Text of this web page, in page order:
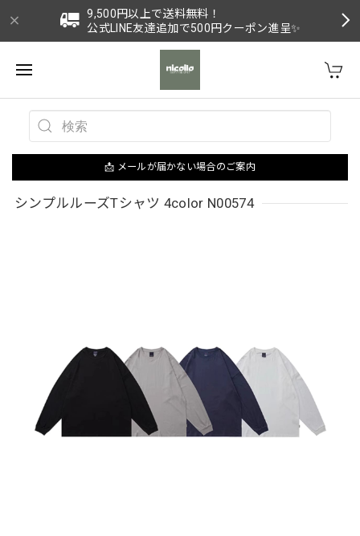
9,500円以上で送料無料！
公式LINE友達追加で500円クーポン進呈✨
📩 メールが届かない場合のご案内
シンプルルーズTシャツ 4color N00574